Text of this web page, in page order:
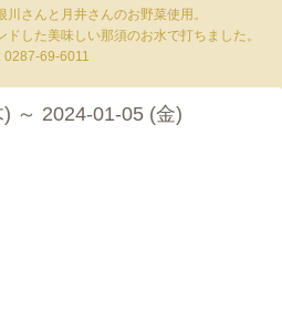
さんと月井さんのお野菜使用。
した美味しい那須のお水で打ちました。
0287-69-6011
～ 2024-01-05 (金)